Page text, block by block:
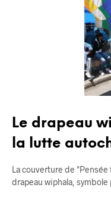
Le drapeau
la lutte
La couverture de
drapeau wiphala, symbole